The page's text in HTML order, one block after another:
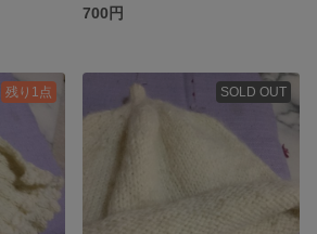
700円
残り1点 SOLD OUT